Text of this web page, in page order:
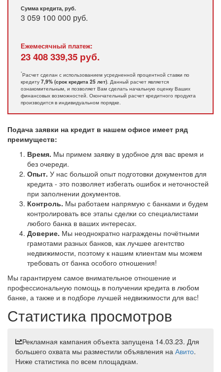
Сумма кредита, руб.
3 059 100 000 руб.
Ежемесячный платеж:
23 408 339,35 руб.
*Расчет сделан с использованием усредненной процентной ставки по
кредиту 7,9% (срок кредита 25 лет). Данный расчет является
ознакомительным, и позволяет Вам сделать начальную оценку Ваших
финансовых возможностей. Окончательный расчет кредитного продукта
производится в индивидуальном порядке.
Подача заявки на кредит в нашем офисе имеет ряд
преимуществ:
Время. Мы примем заявку в удобное для вас время и
без очереди.
Опыт. У нас большой опыт подготовки документов для
кредита - это позволяет избегать ошибок и неточностей
при заполнении документов.
Контроль. Мы работаем напрямую с банками и будем
контролировать все этапы сделки со специалистами
любого банка в ваших интересах.
Доверие. Мы неоднократно награждены почётными
грамотами разных банков, как лучшее агентство
недвижимости, поэтому к нашим клиентам мы можем
требовать от банка особого отношения!
Мы гарантируем самое внимательное отношение и
профессиональную помощь в получении кредита в любом
банке, а также и в подборе лучшей недвижимости для вас!
Статистика просмотров
Рекламная кампания объекта запущена 14.03.23. Для
большего охвата мы разместили объявления на Авито.
Ниже статистика по всем площадкам.